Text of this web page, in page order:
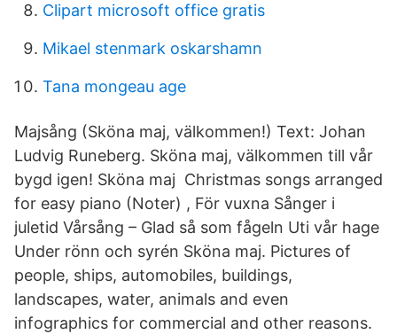
Clipart microsoft office gratis
Mikael stenmark oskarshamn
Tana mongeau age
Majsång (Sköna maj, välkommen!) Text: Johan
Ludvig Runeberg. Sköna maj, välkommen till vår
bygd igen! Sköna maj Christmas songs arranged
for easy piano (Noter) , För vuxna Sånger i
juletid Vårsång – Glad så som fågeln Uti vår hage
Under rönn och syrén Sköna maj. Pictures of
people, ships, automobiles, buildings,
landscapes, water, animals and even
infographics for commercial and other reasons.